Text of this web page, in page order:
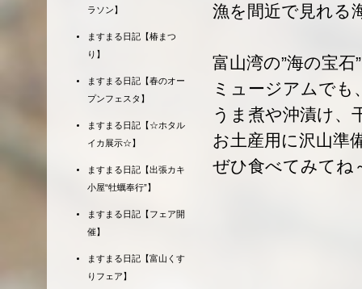
漁を間近で見れる
富山湾の”海の宝
ミュージアムでも
うま煮や沖漬け、
お土産用に沢山準
ぜひ食べてみてね
ラソン】
ますまる日記【椿まつ
り】
ますまる日記【春のオー
プンフェスタ】
ますまる日記【☆ホタル
イカ展示☆】
ますまる日記【出張カキ
小屋“牡蠣奉行”】
ますまる日記【フェア開
催】
ますまる日記【富山くす
りフェア】